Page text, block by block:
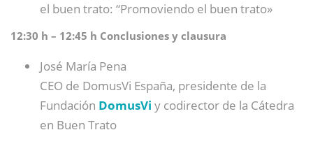
el buen trato: “Promoviendo el buen trato»
12:30 h – 12:45 h Conclusiones y clausura
José María Pena
CEO de DomusVi España, presidente de la
Fundación DomusVi y codirector de la Cátedra
en Buen Trato